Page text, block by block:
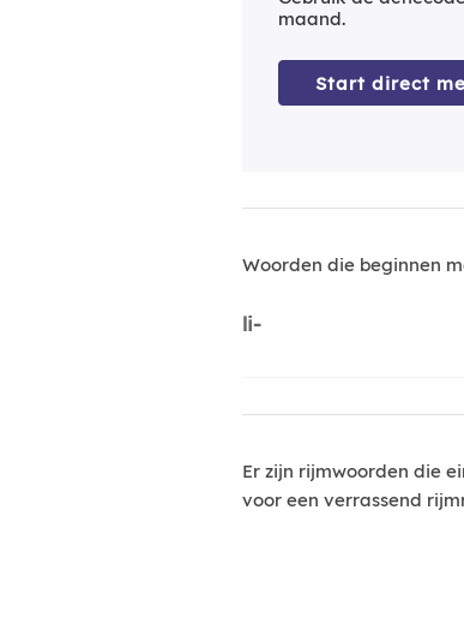
maand.
Start direct
Woorden die beginnen
li-
Er zijn rijmwoorden die
voor een verrassend